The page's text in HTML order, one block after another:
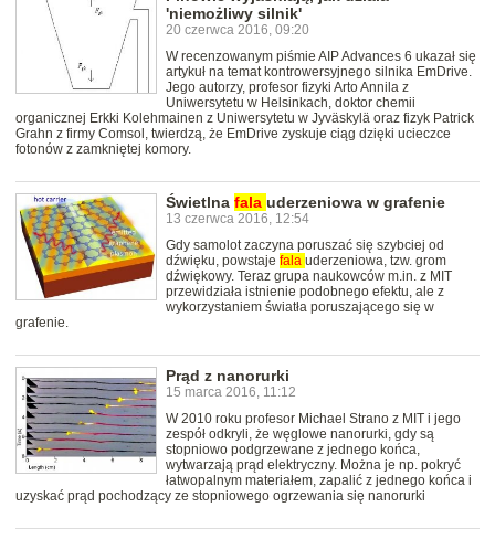
'niemożliwy silnik'
20 czerwca 2016, 09:20
W recenzowanym piśmie AIP Advances 6 ukazał się
artykuł na temat kontrowersyjnego silnika EmDrive.
Jego autorzy, profesor fizyki Arto Annila z
Uniwersytetu w Helsinkach, doktor chemii
organicznej Erkki Kolehmainen z Uniwersytetu w Jyväskylä oraz fizyk Patrick
Grahn z firmy Comsol, twierdzą, że EmDrive zyskuje ciąg dzięki ucieczce
fotonów z zamkniętej komory.
Świetlna fala uderzeniowa w grafenie
13 czerwca 2016, 12:54
Gdy samolot zaczyna poruszać się szybciej od
dźwięku, powstaje fala uderzeniowa, tzw. grom
dźwiękowy. Teraz grupa naukowców m.in. z MIT
przewidziała istnienie podobnego efektu, ale z
wykorzystaniem światła poruszającego się w
grafenie.
Prąd z nanorurki
15 marca 2016, 11:12
W 2010 roku profesor Michael Strano z MIT i jego
zespół odkryli, że węglowe nanorurki, gdy są
stopniowo podgrzewane z jednego końca,
wytwarzają prąd elektryczny. Można je np. pokryć
łatwopalnym materiałem, zapalić z jednego końca i
uzyskać prąd pochodzący ze stopniowego ogrzewania się nanorurki